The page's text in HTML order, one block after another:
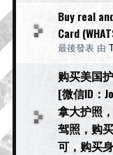
Buy real
Card
最後發表 由
购买美国
[微信ID：
拿大护照
驾照，购
可，购买